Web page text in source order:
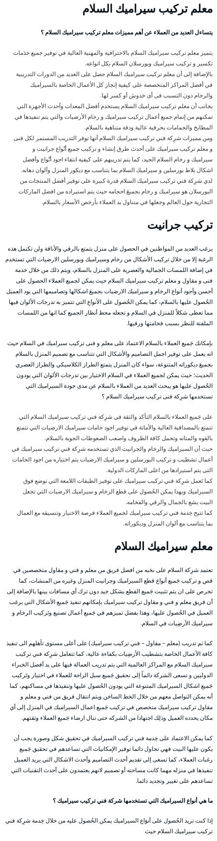
معلم تركيب سيراميك السلام
يتساءل العديد من العملاء عن أهم مميزات معلم تركيب سيراميك السلام ؟
يتميز معلم تركيب سيراميك السلام بالاحترافية والمهنية العالية في توفير جميع خدَمات
تكسير و تركيب سيراميك وبورسلان السلام بكل انواعه.
بالإضافة إلى أن معلم تركيب سيراميك السلام حصل على العديد من الدورات التدريبية
في أفضل المراكز المتخصصة على كيفية إنجاز كل الأعمال الخاصة بالسيراميك
والرخام دون التسبب فى أى خدوش أو كسر لها.
بجانب أن معلم تركيب سيراميك السلام يستخدم أفضل المعدات وأحدث الأجهزة التي
تمكنهم من إتمام جميع أعمال تركيب سيراميك و رخام الأرضيات والتي يتم تنفيذها في
المطابخ والحمامات بحرفية عالية ودقة متناهية بالسلام.
ومن مميزات شرِكة فني تركيب سيراميك السلام أنها توفر التدريب المستمر لكل فنى
و معلم تركيب سيراميك على أحدث طرق إنشاء و تركيب جميع أنْواع جرانيت و
سيراميك و رخام السلام الجيد، كما يتم تدريبهم على كيفية انتقاء اجود أنْواع وأفضل
اشكال بلاط بورسلين و سيراميك السلام بما يتناسب مع ديكور المنزل وألوان دهانه.
لدي شرِكة فني تركيب سيراميك السلام قدرة كبيرة على توفير أفضل المنتجات من
البورسلان هو سيراميك و رخام بجميعَ احجامه حيث يتم استيراده من افضل الماركات
التجارية حول العالم وجعلها في متناول يد العملاء بأرخص الأسعار بالسلام.
تركيب جرانيت
يرغب العديد من المواطنين في الحصول على منزل يتمتع بالرقي والأناقة ولن تكتمل هذه
الرغبة إلا من خلال تركيب الأشكال من رخام وسيراميك وبورسلين الارضيات التي تستخدم
في إضافة اللمسات الجمالية والعصرية على المنزل بالسلام، ويتم ذلك من خلال خدمة
فنى و مقاول و معلم تركيب سيراميك السلام حيث يمكن لجميع العملاء الحصول على
أحسن وأجود أنواع الرخام و سيراميك الارضيات بجميعَ اشكالها وتصاميمها التي يود العميل
الحُصول عليها بالسلام، كما يمكن الحُصول على الأنواع التي تتميز به تدرجات الألوان فيها
مما تعطى شكلاً للمنزل في السلام و تجعله محط أنظار الجميع كما انها من اللمسات
الملفتة للنظر بسبب فخامتها ورقيها.
بإمكانك جَميع العملاء بالسلام الاعتماد على معلم و فنى تركيب سيراميك في السلام حيث
انه يعمل على توفير اجمل التصاميم والأشكال التي تتناسب مع تصميم المنزل بالسلام
بجميعَ ديكوراته المتنوعة، سواء كان المنزل يتمتع الطراز الكلاسيكي والطراز العصري
الحديث؛ حيث يمكن لجميع العملاء في السلام الاختيار بين تدرجات الألوان التي يودون
الحُصول عليها هو يبحث العديد من العملاء بالسلام عن مدى جودة السيراميك التي
تستخدمها شرِكة فنى تركيب سيراميك السلام ؟
على جَميع العملاء بالسلام التأكد والثقة في شرِكة فني تركيب سيراميك السلام التي
تتمتع بالمصداقية العالية والأمانة في توفير اجود خامات سيراميك الارضيات التي تتمتع
بالقوه والمتانه وتحمل كافة الظروف واصعب الضغوطات الجوية بالسلام.
حيث أن السيراميك والرخام والجرانيت الذي تستخدمه شرِكة فني تركيب سيراميك في
أعمال تشطيب و تركيب البورسلين و سيراميك الارضيات يتم اختياره من اجود الخامات
التى يتم استيرادها من اعلى الماركات الدولية.
كما تَعمل شرِكة فني تركيب سيراميك على توفير الطبقات اللامعة التي توضع فوق
السيراميك وبهذا يمكن الحُصول على قطع الرخام و سيراميك الارضيات التي تجعل
البيت يشع بالجمال والرقي والفخامه.
كما تتيح خِدمة فني تركيب سيراميك لجميع العملاء فرصة الاختيار وتنسيقه مع العمال
بما يتناسب مع ألوان المنزل وديكوراته.
معلم سيراميك السلام
تعتمد شرِكة السلام على نخبه من افضل فريق من معلم و فني و مقاول متخصصين في
قص و تركيب جَميع أنواع قطع السيراميك وجرانيت المنزل وغيره من المنشات، كما
تحرص على ان يتم تثبيت جَميع القطع بشكل جيد دون ترك أي مسافات بينها بالإضافة إلى
أن فريق معلم و فني و مقاول تركيب سيراميك بإمكانهم تنفيذ جَميع الأشكال التي يرغب
العميل في الحُصول عليها، وهذا بفضل تميزهم في جَميع أعمال تصنيع وتَركيب الرخام و
سيراميك الأرضِيات في السلام.
كما تم تدريب (معلم – مقاول – فني تركيب سيراميك) على أعلى مستوى تأهلهم الى تنفيذ
كافة الأعمال الخاصة بتشطيب الأرضِيات بكفاءة عالية، كما تتعامل شرِكة فني تركيب
سيراميك السلام مع المراكز العالمية التي يتم تدريب العمالة فيها على يد أفضل الخبراء
الدوليين و تسعى الشركة دائماً إلى تحقيق جَميع سبل الراحة للعملاء في اختيار وتَركيب
جَميع اشكال السيراميك المتنوعة التي يودون الحُصول عليها وتنفيذها في مساكنهم، كما
أنه يمكن التواصل معهم من خلال الخط الساخن ويتم انتقال فريق من فني و معلم و
مقاول تركيب سيراميك متخصص في تركيب جَميع اعمال السيراميك في المنزل إلى أي
مكان يحدده العميل وذلِك اجتهادا من الشركه حتى تنال ارضاء جَميع العملاء وثقتهم.
كما يمكن الاعتماد على خِدمة فني تركيب السيراميك في تحقيق شكل وصورة يجب أن
يكون عليها البيت فهي تحاول دائما توفير الإمكانيات التي تساعدهم في تحقيق جَميع
رغبات العملاء، كما تسعى إلى تقديم أحدث التصاميم وأحدث الاشكال التي يريد العميل
تنفيذها في منزله مهما كانت مساحته أو تصميم لانهم يعتمدون على أحدث التقنيات التي
تساعدهم على تغيير وتجديد دائما.
ما هي أنواع السيراميك التي تستخدمها شركة فني تركيب سيراميك ؟
إذا كنت تريد الحُصول على أنوَاع السيراميك يمكن الحُصول عليه من خلال خِدمة شرِكة فني
تركيب سيراميك السلام حيث